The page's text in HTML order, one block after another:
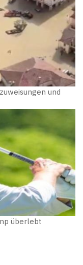
und
überlebt